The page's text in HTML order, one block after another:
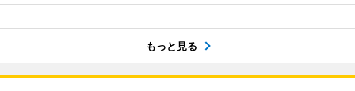
もっと見る